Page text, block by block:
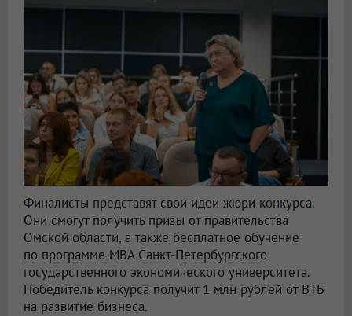
Финалисты представят свои идеи жюри конкурса.
Они смогут получить призы от правительства
Омской области, а также бесплатное обучение
по программе MBA Санкт-Петербургского
государственного экономического университета.
Победитель конкурса получит 1 млн рублей от ВТБ
на развитие бизнеса.